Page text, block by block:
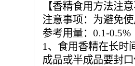
【香精食用方法注意
注意事项：为避免
参考用量：0.1-0.5%
1、食用香精在长时
成品或半成品要封口